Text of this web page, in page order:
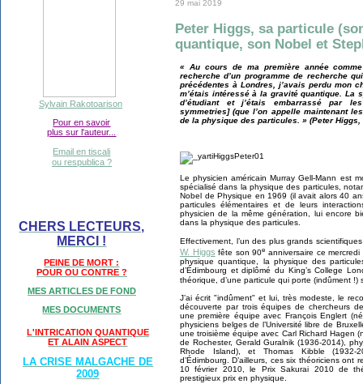
Sylvain Rakotoarison
Pour en savoir
plus sur l'auteur...
Email en tiscali
ou respublica ?
CHERS LECTEURS,
MERCI !
PEINE DE MORT :
POUR OU CONTRE ?
MES ARTICLES DE FOND
MES DOCUMENTS
L'INTRICATION QUANTIQUE
ET ALAIN ASPECT
LA CRISE MALGACHE DE
2009
29 mai 2019
Peter Higgs, sa particule
quantique, son Nobel et
« Au cours de ma première année
recherche d’un programme de recherche
précédentes à Londres, j’avais perdu mon
m’étais intéressé à la gravité quantique. La
d’étudiant et j’étais embarrassé par
symmetries] (que l’on appelle maintenant
de la physique des particules. » (Peter
Le physicien américain Murray Gell-Mann est
spécialisé dans la physique des particules,
Nobel de Physique en 1969 (il avait alors 40
particules élémentaires et de leurs
physicien de la même génération, lui encore
dans la physique des particules.
Effectivement, l’un des plus grands
W. Higgs fête son 90e anniversaire ce
physique quantique, la physique des
d’Édimbourg et diplômé du King’s College
théorique, d’une particule qui porte (indûment !)
J’ai écrit "indûment" et lui, très modeste, le
découverte par trois équipes de chercheurs
une première équipe avec François Englert
physiciens belges de l’Université libre de
une troisième équipe avec Carl Richard Hagen
de Rochester, Gerald Guralnik (1936-2014),
Rhode Island), et Thomas Kibble (1932-
d’Édimbourg. D’ailleurs, ces six théoriciens
10 février 2010, le Prix Sakurai 2010 de
prestigieux prix en physique.